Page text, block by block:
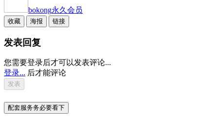
bokong永久会员
收藏 海报 链接
发表回复
您需要登录后才可以发表评论...
登录... 后才能评论
配套服务务必要看下